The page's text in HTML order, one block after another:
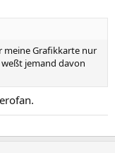
meine Grafikkarte nur
jemand davon